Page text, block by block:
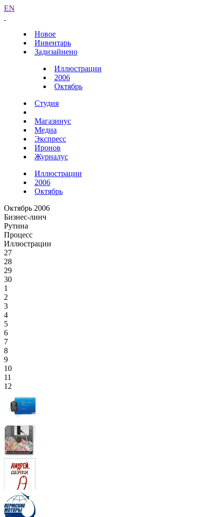
EN
Новое
Инвентарь
Задизайнено
Иллюстрации
2006
Октябрь
Студия
Магазинус
Медиа
Экспресс
Иронов
Журналус
Иллюстрации
2006
Октябрь
Октябрь 2006
Бизнес-линч
Рутина
Процесс
Иллюстрации
27
28
29
30
1
2
3
4
5
6
7
8
9
10
11
12